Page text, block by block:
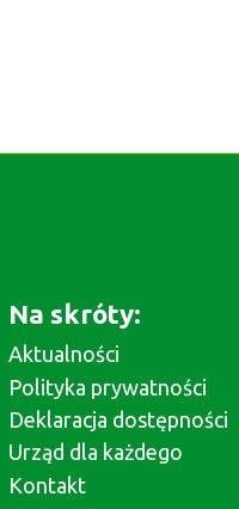
Na skróty:
Aktualności
Polityka prywatności
Deklaracja dostępności
Urząd dla każdego
Kontakt